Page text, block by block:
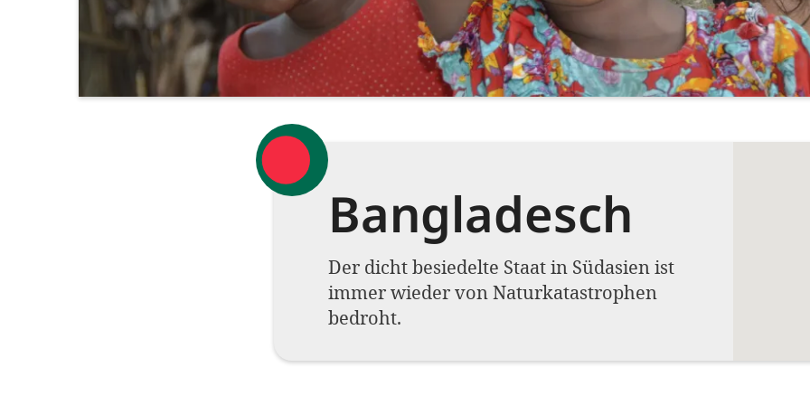
Bangladesch
Der dicht besiedelte Staat in Südasien ist
immer wieder von Naturkatastrophen
bedroht.